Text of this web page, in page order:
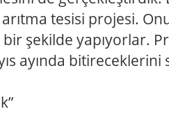
tesisi projesi.
bir şekilde yapıyorlar.
ayında